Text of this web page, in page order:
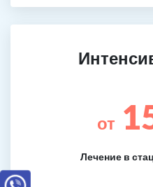
от
Лечение в